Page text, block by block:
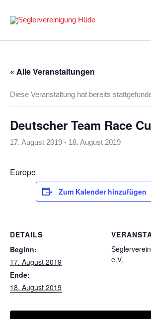
Inhalt
springen
« Alle Veranstaltungen
Diese Veranstaltung hat bereits
Deutscher Team Race
17. August 2019 - 18. August 2019
Europe
Zum Kalender hinzufügen
DETAILS
Beginn:
17. August 2019
Ende:
18. August 2019
e.V.